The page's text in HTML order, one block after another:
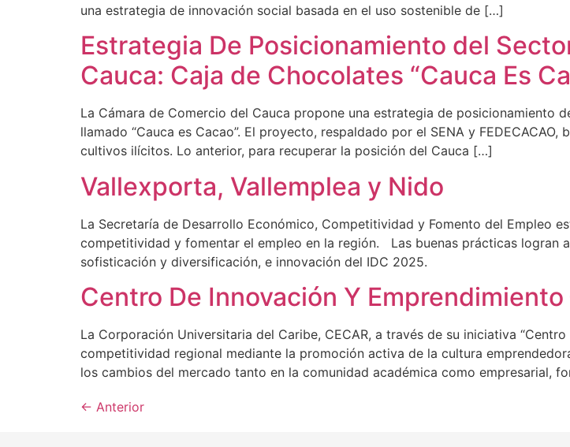
una estrategia de innovación social basada en el uso sostenible de […]
Estrategia De Posicionamiento del
Cauca: Caja de Chocolates “Cauca Es
La Cámara de Comercio del Cauca propone una estrategia de posicionamiento
llamado “Cauca es Cacao”. El proyecto, respaldado por el SENA y
cultivos ilícitos. Lo anterior, para recuperar la posición del Cauca […]
Vallexporta, Vallemplea y Nido
La Secretaría de Desarrollo Económico, Competitividad y Fomento del Empleo
competitividad y fomentar el empleo en la región. Las buenas prácticas logran
sofisticación y diversificación, e innovación del IDC 2025.
Centro De Innovación Y Emprendimiento
La Corporación Universitaria del Caribe, CECAR, a través de su iniciativa
competitividad regional mediante la promoción activa de la cultura
los cambios del mercado tanto en la comunidad académica como empresarial,
← Anterior